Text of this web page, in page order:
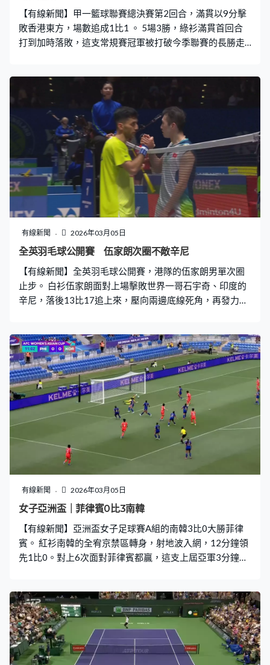
【有線新聞】甲一籃球聯賽總決賽第2回合，滿貫以9分擊
敗香港東方，場數追成1比1 。 5場3勝，綠衫滿貫首回合
打到加時落敗，這支常規賽冠軍被打破今季聯賽的長勝走
次起手射3分入了一半，滿貫半場領先3分，就帶住打，最
後一節拉開過雙位數，結果贏86比77。
有線新聞 2026年03月05日
全英羽毛球公開賽 伍家朗次圈不敵辛尼
【有線新聞】全英羽毛球公開賽，港隊的伍家朗男單次圈
止步。 白衫伍家朗面對上場擊敗世界一哥石宇奇、印度的
辛尼，落後13比17追上來，壓向兩邊底線死角，再發力跳
時」，贏23比21追和。決勝的第3局，領先2比0就連失5
分，尾段更被愈拋愈開，輸10比21，局數輸1比2。
有線新聞 2026年03月05日
女子亞洲盃｜菲律賓0比3南韓
【有線新聞】亞洲盃女子足球賽A組的南韓3比0大勝菲律
賓。 紅衫南韓的全宥京禁區轉身，射地波入網，12分鐘領
先1比0。對上6次面對菲律賓都贏，這支上屆亞軍3分鐘後
手槌，個波直上直落，文恩珠做件簡單工作。南韓淨勝三
球，A組兩戰全勝，菲律賓就連輸兩場。